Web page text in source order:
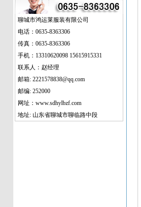
聊城市鸿运莱服装有限公司
电话：0635-8363306
传真：0635-8363306
手机：13310620098 15615915331
联系人：赵经理
邮箱: 2221578838@qq.com
邮编: 252000
网址：www.sdhylbzf.com
地址: 山东省聊城市聊临路中段